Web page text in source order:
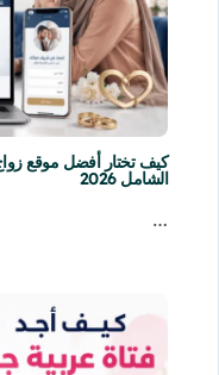
كيف تختار أفضل موقع
الشامل 2026
…